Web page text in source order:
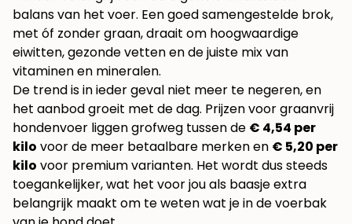
balans van het voer. Een goed samengestelde brok,
met óf zonder graan, draait om hoogwaardige
eiwitten, gezonde vetten en de juiste mix van
vitaminen en mineralen.
De trend is in ieder geval niet meer te negeren, en
het aanbod groeit met de dag. Prijzen voor graanvrij
hondenvoer liggen grofweg tussen de € 4,54 per
kilo voor de meer betaalbare merken en € 5,20 per
kilo voor premium varianten. Het wordt dus steeds
toegankelijker, wat het voor jou als baasje extra
belangrijk maakt om te weten wat je in de voerbak